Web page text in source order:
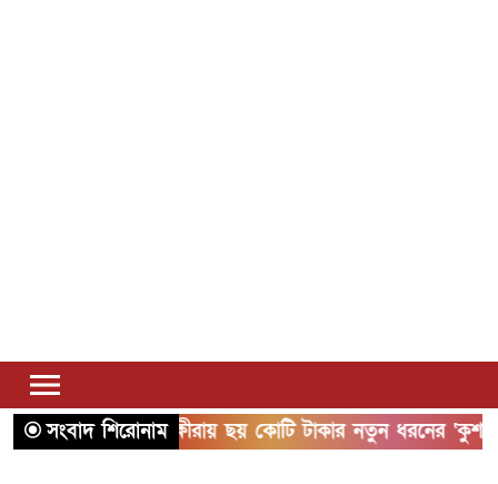
সংবাদ শিরোনামসাতক্ষীরায় ছয় কোটি টাকার নতুন ধরনের ‘কুশ’